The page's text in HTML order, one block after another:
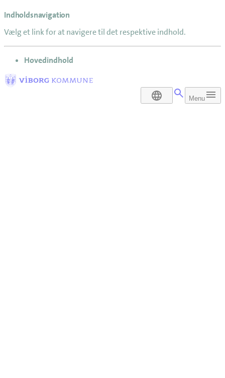
Indholdsnavigation
Vælg et link for at navigere til det respektive indhold.
gå til
Hovedindhold
DA Menu